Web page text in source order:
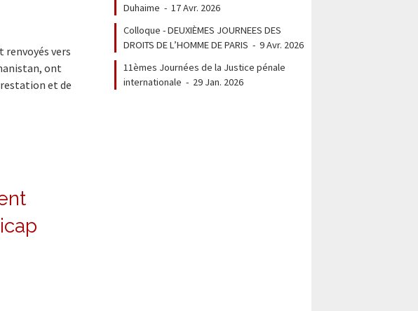
renvoyés vers
ont
et de
Duhaime -17 Avr. 2026
Colloque - DEUXIÈMES JOURNEES DES
DROITS DE L’HOMME DE PARIS -9 Avr. 2026
11èmes Journées de la Justice pénale
internationale - 29 Jan. 2026